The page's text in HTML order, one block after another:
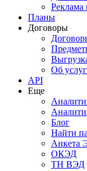
Реклама
Планы
Договоры
Об
API
Еще
Блог
Найти
Анкета
ОКЭД
ТН ВЭД